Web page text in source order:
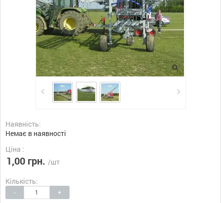
Наявність:
Немає в наявності
Ціна :
1,00 грн. /шт
Кількість:
- +